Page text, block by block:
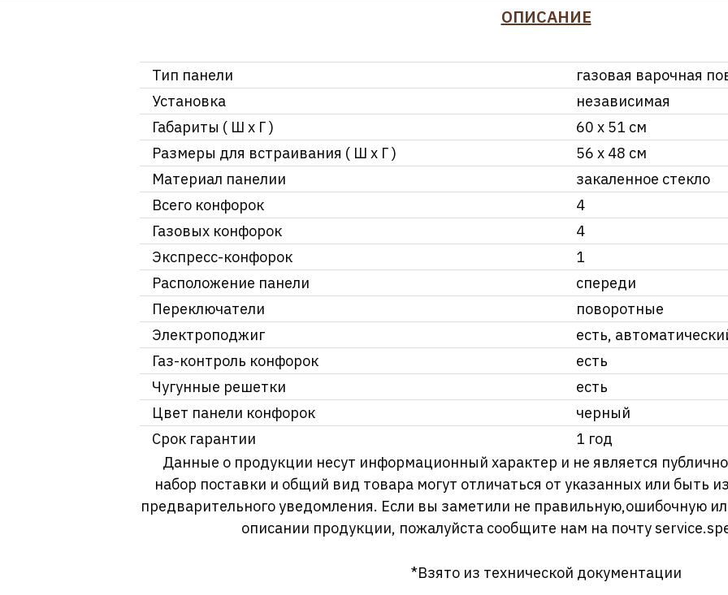
ОПИСАНИЕ
Тип панели
газовая варочная
Установка
независимая
Габариты ( Ш х Г )
60 x 51 см
Размеры для встраивания ( Ш х Г )
56 x 48 см
Материал панелии
закаленное стекло
Всего конфорок
4
Газовых конфорок
4
Экспресс-конфорок
1
Расположение панели
спереди
Переключатели
поворотные
Электроподжиг
есть,
Газ-контроль конфорок
есть
Чугунные решетки
есть
Цвет панели конфорок
черный
Срок гарантии
1 год
Данные о продукции несут информационный характер и не является
набор поставки и общий вид товара могут отличаться от указанных или быть
предварительного уведомления. Если вы заметили не правильную,ошибочную
описании продукции, пожалуйста сообщите нам на почту
*Взято из технической документации